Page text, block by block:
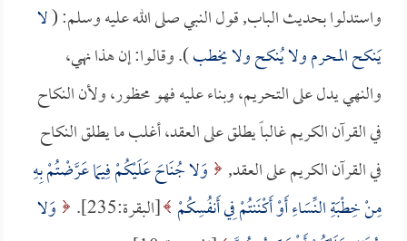
واستدلوا بحديث الباب, قول النبي صلى الله عليه وسلم: (لا
يَنكح المحرم ولا يُنكح ولا يخطب). وقالوا: إن هذا نهي،
والنهي يدل على التحريم، وبناء عليه فهو محظور، ولأن النكاح
في القرآن الكريم غالباً يطلق على العقد، أغلب ما يطلق النكاح
في القرآن الكريم على العقد, وَلا جُنَاحَ عَلَيْكُمْ فِيمَا عَرَّضْتُمْ بِهِ
مِنْ خِطْبَةِ النِّسَاءِ أَوْ أَكْنَنتُمْ فِي أَنفُسِكُمْ [البقرة:235].
وَلا